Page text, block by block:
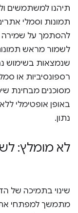
תיהנו למשתמשים
תמונות וסמלי
להסתמך על שמירה
לשמור מראש
שנמצאות בשימוש
באופן אופטימלי
נתון.
לא מומלץ:
מתמשך למפתחי